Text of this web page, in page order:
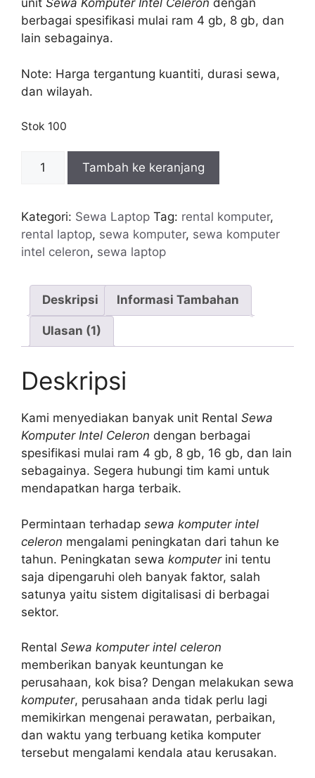
unit Sewa Komputer Intel Celeron dengan
berbagai spesifikasi mulai ram 4 gb, 8 gb, dan
lain sebagainya.
Note: Harga tergantung kuantiti, durasi sewa,
dan wilayah.
Stok 100
Rental
Komputer
Intel
Celeron
Terbaik
2023
Tambah ke keranjang
Kategori: Sewa Laptop Tag: rental komputer,
rental laptop, sewa komputer, sewa komputer
intel celeron, sewa laptop
Deskripsi Informasi Tambahan
Ulasan (1)
Deskripsi
Kami menyediakan banyak unit Rental Sewa
Komputer Intel Celeron dengan berbagai
spesifikasi mulai ram 4 gb, 8 gb, 16 gb, dan lain
sebagainya. Segera hubungi tim kami untuk
mendapatkan harga terbaik.
Permintaan terhadap sewa komputer intel
celeron mengalami peningkatan dari tahun ke
tahun. Peningkatan sewa komputer ini tentu
saja dipengaruhi oleh banyak faktor, salah
satunya yaitu sistem digitalisasi di berbagai
sektor.
Rental Sewa komputer intel celeron
memberikan banyak keuntungan ke
perusahaan, kok bisa? Dengan melakukan sewa
komputer, perusahaan anda tidak perlu lagi
memikirkan mengenai perawatan, perbaikan,
dan waktu yang terbuang ketika komputer
tersebut mengalami kendala atau kerusakan.